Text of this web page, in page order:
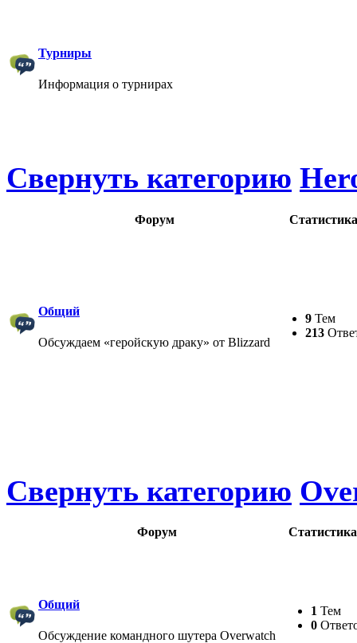
Турниры
Информация о турнирах
Свернуть категорию
Форум Статистика
Общий
Обсуждаем «геройскую драку» от Blizzard
9 Тем
213
Свернуть категорию
Форум Статистика
Общий
Обсуждение командного шутера Overwatch
1 Тем
0